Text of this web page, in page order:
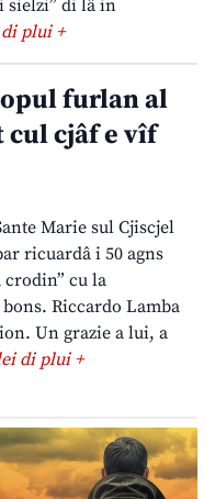
sielzi” di lâ in
plui +
furlan al
cjâf e vîf
Marie sul Cjiscjel
ricuardâ i 50 agns
crodin” cu la
Riccardo Lamba
Un grazie a lui, a
di plui +